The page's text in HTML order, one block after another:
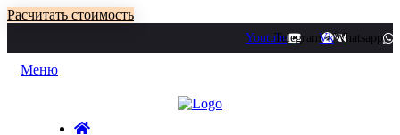
Расчитать стоимость
YoutubeTelegramVkWhatsapp
Меню